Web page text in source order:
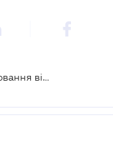
Набув чинності новий порядок бронювання військовозобов’язаних